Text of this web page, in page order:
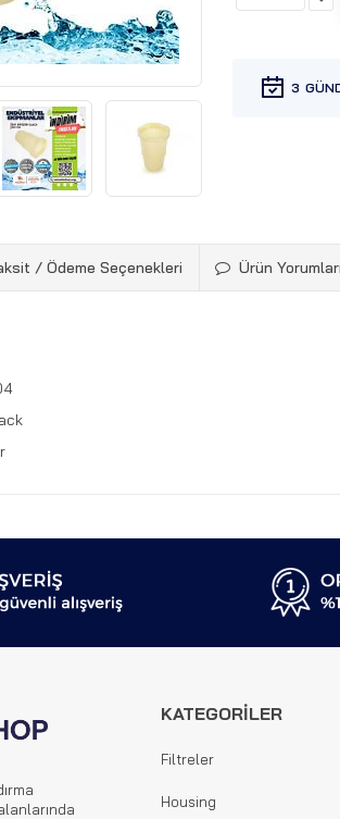
3
/ Ödeme Seçenekleri Ürün Yorumları
KATEGORİLER
Filtreler
Housing